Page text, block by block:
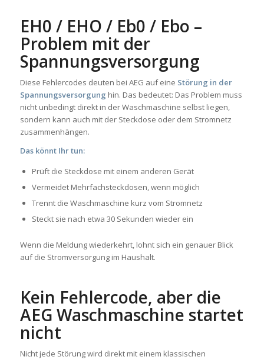
EH0 / EHO / Eb0 / Ebo –
Problem mit der
Spannungsversorgung
Diese Fehlercodes deuten bei AEG auf eine Störung in der
Spannungsversorgung hin. Das bedeutet: Das Problem muss
nicht unbedingt direkt in der Waschmaschine selbst liegen,
sondern kann auch mit der Steckdose oder dem Stromnetz
zusammenhängen.
Das könnt Ihr tun:
Prüft die Steckdose mit einem anderen Gerät
Vermeidet Mehrfachsteckdosen, wenn möglich
Trennt die Waschmaschine kurz vom Stromnetz
Steckt sie nach etwa 30 Sekunden wieder ein
Wenn die Meldung wiederkehrt, lohnt sich ein genauer Blick
auf die Stromversorgung im Haushalt.
Kein Fehlercode, aber die
AEG Waschmaschine startet
nicht
Nicht jede Störung wird direkt mit einem klassischen